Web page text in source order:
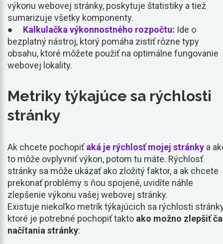
výkonu webovej stránky, poskytuje štatistiky a tiež
sumarizuje všetky komponenty.
● Kalkulačka výkonnostného rozpočtu: Ide o
bezplatný nástroj, ktorý pomáha zistiť rôzne typy
obsahu, ktoré môžete použiť na optimálne fungovanie
webovej lokality.
Metriky týkajúce sa rýchlosti
stránky
Ak chcete pochopiťaká je rýchlosť mojej stránky a
to môže ovplyvniť výkon, potom tu máte. Rýchlosť
stránky sa môže ukázať ako zložitý faktor, a ak chcete
prekonať problémy s ňou spojené, uvidíte náhle
zlepšenie výkonu vašej webovej stránky.
Existuje niekoľko metrík týkajúcich sa rýchlosti
ktoré je potrebné pochopiť takto ako možno zlepšiť
načítania stránky: